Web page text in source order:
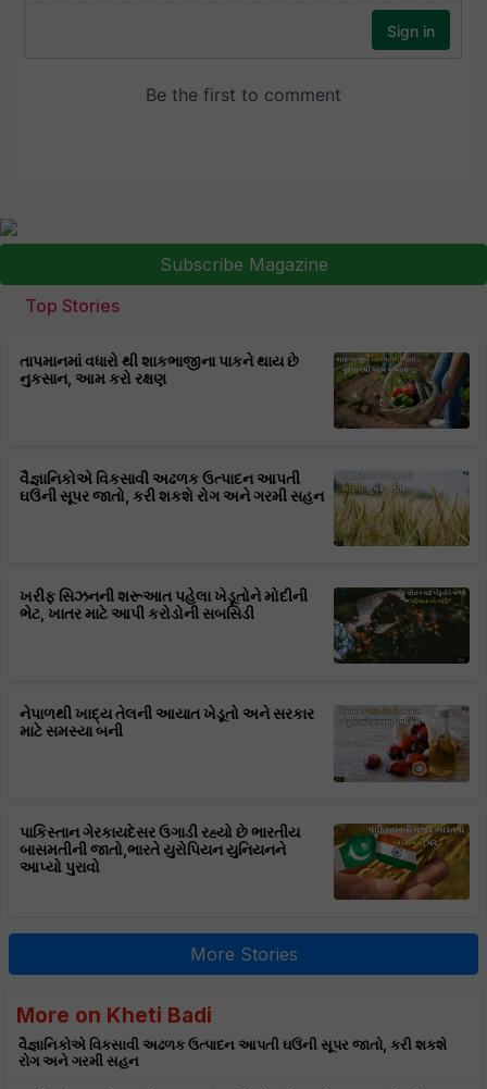
Subscribe Magazine
Top Stories
તાપમાનમાં વધારો થી શાકભાજીના પાકને થાય છે
નુકસાન, આમ કરો રક્ષણ
વૈજ્ઞાનિકોએ વિકસાવી અઢળક ઉત્પાદન આપતી
ઘઉંની સૂપર જાતો, કરી શકશે રોગ અને ગરમી સહન
ખરીફ સિઝનની શરૂઆત પહેલા ખેડૂતોને મોદીની
ભેટ, ખાતર માટે આપી કરોડોની સબસિડી
નેપાળથી ખાદ્ય તેલની આયાત ખેડૂતો અને સરકાર
માટે સમસ્યા બની
પાકિસ્તાન ગેરકાયદેસર ઉગાડી રહ્યો છે ભારતીય
બાસમતીની જાતો,ભારતે યુરોપિયન યુનિયનને
આપ્યો પુરાવો
More Stories
More on Kheti Badi
વૈજ્ઞાનિકોએ વિકસાવી અઢળક ઉત્પાદન આપતી ઘઉંની સૂપર જાતો, કરી શકશે
રોગ અને ગરમી સહન